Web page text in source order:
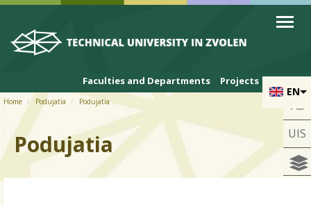
Skip to cookies
Skip to navigation
Skip to main content
EN
Faculties and Departments Projects
Aa
UIS
Home Podujatia Podujatia
Podujatia